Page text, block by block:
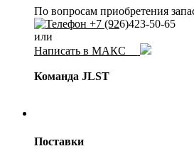
По вопросам приобретения
+7 (926)423-50-65
или
Написать в МАКС
Команда JLST
Поставки